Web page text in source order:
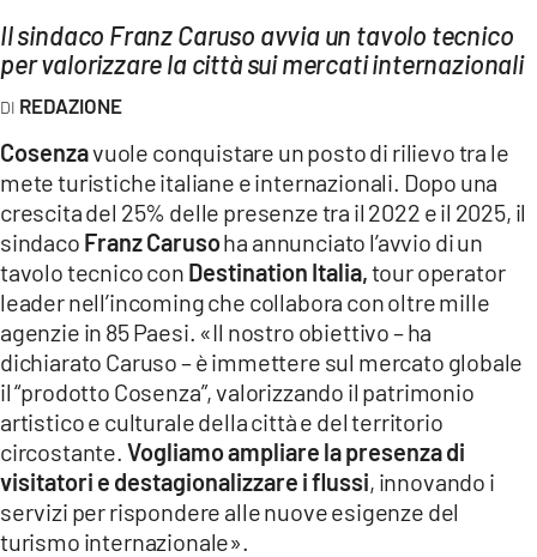
LaC
Network
LACPLAY.IT
LACTV.IT
LACONAIR.IT
LACITYMAG.IT
ILREGGINO.IT
COSENZACHANNEL.IT
ILVIBONESE.IT
CATANZAROCHANNEL.IT
LACAPITALENEWS.IT
App
Il sindaco Franz Caruso avvia un tavolo tecnico
per valorizzare la città sui mercati internazionali
REDAZIONE
Cosenzavuole conquistare un posto di rilievo tra le
mete turistiche italiane e internazionali. Dopo una
crescita del 25% delle presenze tra il 2022 e il 2025, il
sindaco Franz Carusoha annunciato l’avvio di un
tavolo tecnico con Destination Italia,tour operator
leader nell’incoming che collabora con oltre mille
agenzie in 85 Paesi. «Il nostro obiettivo – ha
dichiarato Caruso – è immettere sul mercato globale
il “prodotto Cosenza”, valorizzando il patrimonio
artistico e culturale della città e del territorio
circostante. Vogliamo ampliare la presenza di
visitatori e destagionalizzare i flussi, innovando i
servizi per rispondere alle nuove esigenze del
turismo internazionale».